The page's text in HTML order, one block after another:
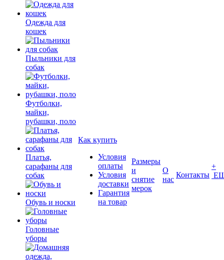
Одежда для
кошек
Пыльники для
собак
Футболки,
майки,
рубашки, поло
Платья,
сарафаны для
собак
Обувь и носки
Головные
уборы
Как купить
Условия
оплаты
Условия
доставки
Гарантия
на товар
Размеры
и
снятие
мерок
О
нас
Контакты
+